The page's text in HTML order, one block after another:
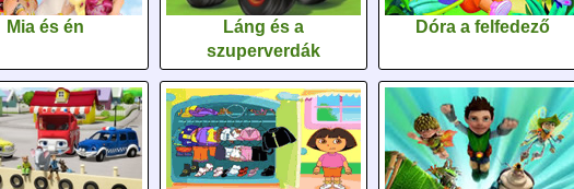
Mia és én
Láng és a
szuperverdák
Dóra a felfedező